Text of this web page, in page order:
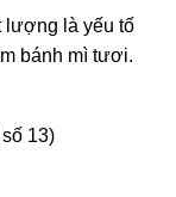
lượng là yếu tố
bánh mì tươi.
13)